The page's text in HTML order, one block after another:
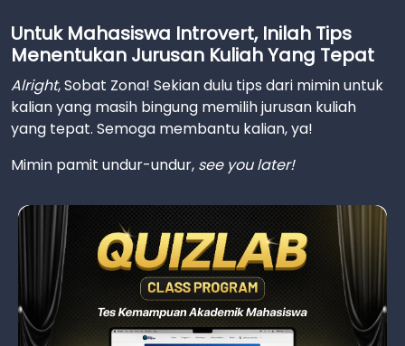
Untuk Mahasiswa Introvert, Inilah Tips
Menentukan Jurusan Kuliah Yang Tepat
Alright, Sobat Zona! Sekian dulu tips dari mimin untuk
kalian yang masih bingung memilih jurusan kuliah
yang tepat. Semoga membantu kalian, ya!
Mimin pamit undur-undur, see you later!